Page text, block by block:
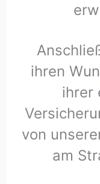
ihren
ihrer
von
am